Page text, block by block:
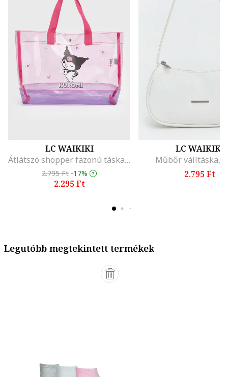
LC WAIKIKI
Átlátszó shopper fazonú táska rajzfilmes mintával, Fehér/Fekete/Élénk rózsaszín/Halványlila
2.795 Ft -17%
2.295 Ft
LC WAIKIKI
Műbőr válltáska,
2.795 Ft
Legutóbb megtekintett termékek